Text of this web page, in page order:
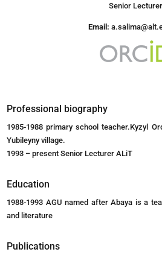
Senior Lecturer
Email:
Professional biography
1985-1988 primary school teacher.Kyzyl
Yubileyny village.
1993 – present Senior Lecturer ALiT
Education
1988-1993 AGU named after Abaya is a
and literature
Publications